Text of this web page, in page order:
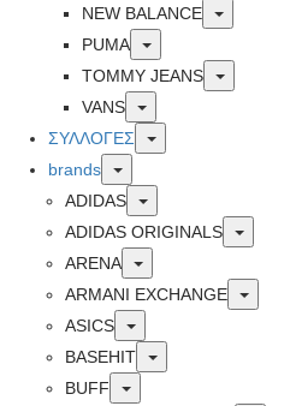
NEW BALANCE
Toggle
PUMA
Toggle
TOMMY JEANS
Toggle
VANS
Toggle
ΣΥΛΛΟΓΕΣ
Toggle
brands
Toggle
ADIDAS
Toggle
ADIDAS ORIGINALS
Toggle
ARENA
Toggle
ARMANI EXCHANGE
Toggle
ASICS
Toggle
BASEHIT
Toggle
BUFF
Toggle